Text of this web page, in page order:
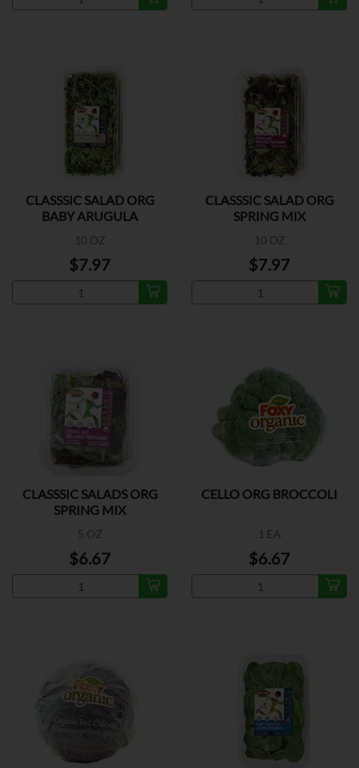
CLASSSIC SALAD ORG
BABY ARUGULA
10 OZ
$7.97
CLASSSIC SALAD ORG
SPRING MIX
10 OZ
$7.97
CLASSSIC SALADS ORG
SPRING MIX
5 OZ
$6.67
CELLO ORG BROCCOLI
1 EA
$6.67